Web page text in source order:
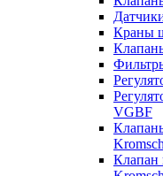
Краны
VGBF
Клапан